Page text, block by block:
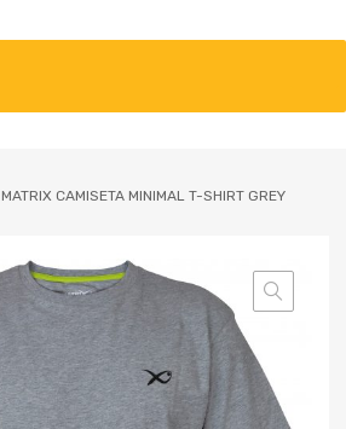
MATRIX CAMISETA MINIMAL T-SHIRT GREY